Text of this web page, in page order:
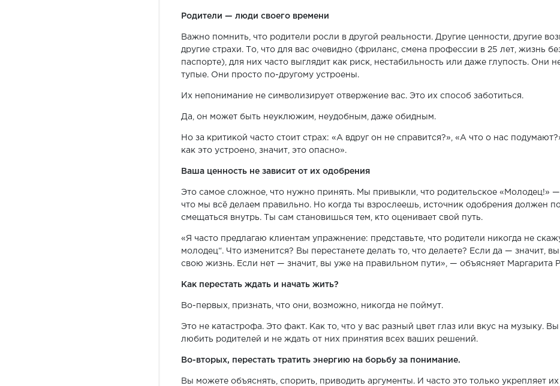
Родители — люди своего времени
Важно помнить, что родители росли в другой реальности. Другие ценности, другие
другие страхи. То, что для вас очевидно (фриланс, смена профессии в 25 лет, жизнь
паспорте), для них часто выглядит как риск, нестабильность или даже глупость. Они
тупые. Они просто по-другому устроены.
Их непонимание не символизирует отвержение вас. Это их способ заботиться.
Да, он может быть неуклюжим, неудобным, даже обидным.
Но за критикой часто стоит страх: «А вдруг он не справится?», «А что о нас
как это устроено, значит, это опасно».
Ваша ценность не зависит от их одобрения
Это самое сложное, что нужно принять. Мы привыкли, что родительское «Молодец!» —
что мы всё делаем правильно. Но когда ты взрослеешь, источник одобрения должен
смещаться внутрь. Ты сам становишься тем, кто оценивает свой путь.
«Я часто предлагаю клиентам упражнение: представьте, что родители никогда не
молодец“. Что изменится? Вы перестанете делать то, что делаете? Если да — значит,
свою жизнь. Если нет — значит, вы уже на правильном пути», — объясняет Маргарита
Как перестать ждать и начать жить?
Во-первых, признать, что они, возможно, никогда не поймут.
Это не катастрофа. Это факт. Как то, что у вас разный цвет глаз или вкус на музыку.
любить родителей и не ждать от них принятия всех ваших решений.
Во-вторых, перестать тратить энергию на борьбу за понимание.
Вы можете объяснять, спорить, приводить аргументы. И часто это только укрепляет их